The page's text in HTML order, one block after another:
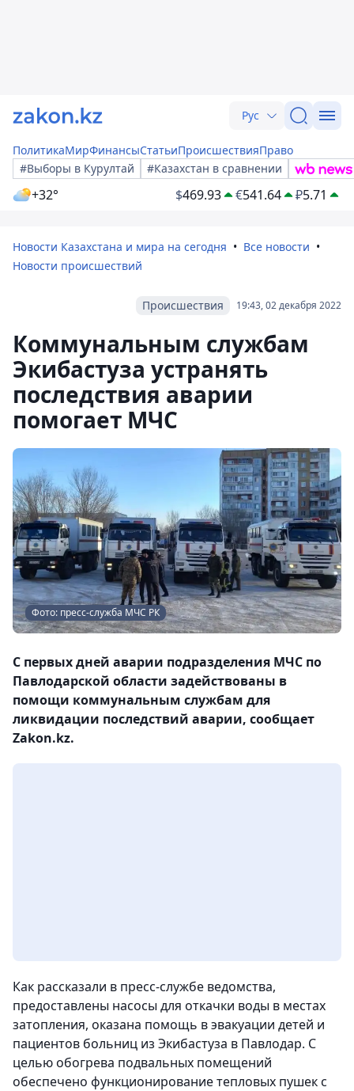
Рус
ПолитикаМирФинансыСтатьиПроисшествияПраво
#Выборы в Курултай
#Казахстан в сравнении
+32° $469.93 €541.64 ₽5.71
Новости Казахстана и мира на сегодня
Все новости
Новости происшествий
19:43, 02 декабря 2022
Происшествия
Коммунальным службам
Экибастуза устранять
последствия аварии
помогает МЧС
Фото: пресс-служба МЧС РК
С первых дней аварии подразделения МЧС по
Павлодарской области задействованы в
помощи коммунальным службам для
ликвидации последствий аварии, сообщает
Zakon.kz.
Как рассказали в пресс-службе ведомства,
предоставлены насосы для откачки воды в местах
затопления, оказана помощь в эвакуации детей и
пациентов больниц из Экибастуза в Павлодар. С
целью обогрева подвальных помещений
обеспечено функционирование тепловых пушек с